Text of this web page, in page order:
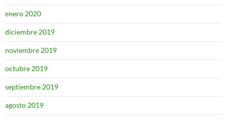
enero 2020
diciembre 2019
noviembre 2019
octubre 2019
septiembre 2019
agosto 2019